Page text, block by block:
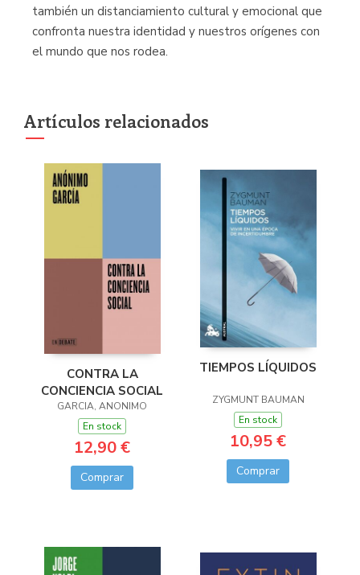
también un distanciamiento cultural y emocional que
confronta nuestra identidad y nuestros orígenes con
el mundo que nos rodea.
Artículos relacionados
CONTRA LA
CONCIENCIA SOCIAL
GARCIA, ANONIMO
En stock
12,90 €
Comprar
TIEMPOS LÍQUIDOS
ZYGMUNT BAUMAN
En stock
10,95 €
Comprar